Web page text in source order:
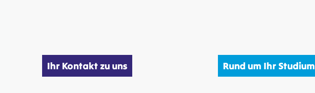
Ihr Kontakt zu uns Rund um Ihr Studium